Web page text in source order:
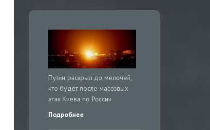
Путин раскрыл до мелочей,
что будет после массовых
атак Киева по России
Подробнее